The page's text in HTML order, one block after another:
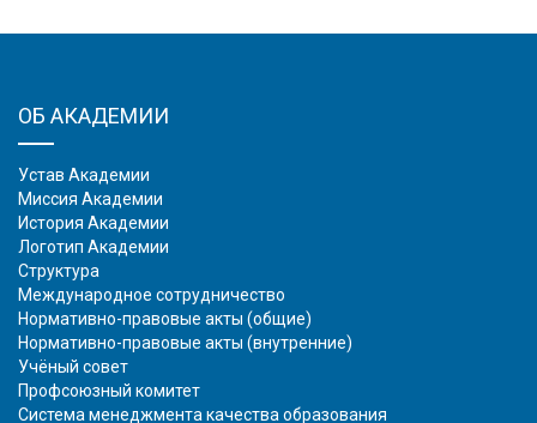
ОБ АКАДЕМИИ
Устав Академии
Миссия Академии
История Академии
Логотип Академии
Структура
Международное сотрудничество
Нормативно-правовые акты (общие)
Нормативно-правовые акты (внутренние)
Учёный совет
Профсоюзный комитет
Система менеджмента качества образования